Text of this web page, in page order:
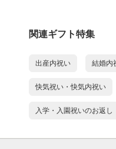
関連ギフト特集
出産内祝い 結婚内
快気祝い・快気内祝い
入学・入園祝いのお返し